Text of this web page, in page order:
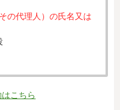
の代理人）の氏名又は
頼への対応のために利
こちら